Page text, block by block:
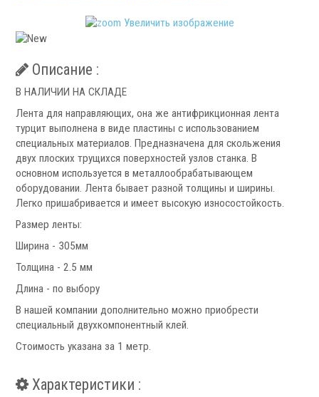
Аксессуары для токарных патронов
Револьверные головки
Запчасти для револьверных головок
Статические блоки
Переходные втулки
Системы УЦИ
Увеличить изображение
Описание :
В НАЛИЧИИ НА СКЛАДЕ
Лента для направляющих, она же антифрикционная лента
турцит выполнена в виде пластины с использованием
специальных материалов. Предназначена для скольжения
двух плоских трущихся поверхностей узлов станка. В
основном используется в металлообрабатывающем
оборудовании. Лента бывает разной толщины и ширины.
Легко пришабривается и имеет высокую износостойкость.
Размер ленты:
Ширина - 305мм
Толщина - 2.5 мм
Длина - по выбору
В нашей компании дополнительно можно приобрести
специальный двухкомпонентный клей.
Стоимость указана за 1 метр.
Характеристики :